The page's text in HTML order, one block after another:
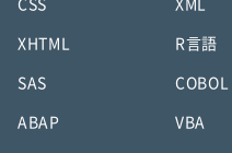
CSS XML
XHTML R言語
SAS COBOL
ABAP VBA